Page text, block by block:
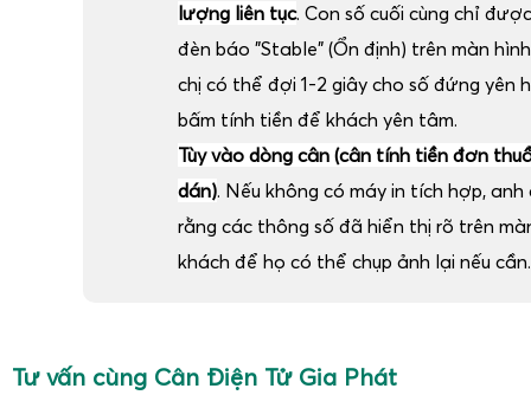
lượng liên tục. Con số cuối cùng chỉ
đèn báo "Stable" (Ổn định) trên màn
chị có thể đợi 1-2 giây cho số đứng yên
bấm tính tiền để khách yên tâm.
Tùy vào dòng cân (cân tính tiền đơn
dán). Nếu không có máy in tích hợp,
rằng các thông số đã hiển thị rõ trên
khách để họ có thể chụp ảnh lại nếu cần.
Tư vấn cùng Cân Điện Tử Gia Phát